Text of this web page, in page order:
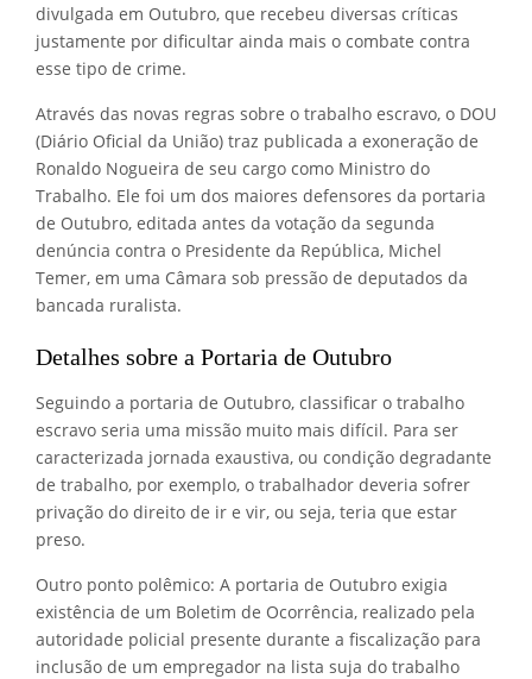
divulgada em Outubro, que recebeu diversas críticas
justamente por dificultar ainda mais o combate contra
esse tipo de crime.
Através das novas regras sobre o trabalho escravo, o DOU
(Diário Oficial da União) traz publicada a exoneração de
Ronaldo Nogueira de seu cargo como Ministro do
Trabalho. Ele foi um dos maiores defensores da portaria
de Outubro, editada antes da votação da segunda
denúncia contra o Presidente da República, Michel
Temer, em uma Câmara sob pressão de deputados da
bancada ruralista.
Detalhes sobre a Portaria de Outubro
Seguindo a portaria de Outubro, classificar o trabalho
escravo seria uma missão muito mais difícil. Para ser
caracterizada jornada exaustiva, ou condição degradante
de trabalho, por exemplo, o trabalhador deveria sofrer
privação do direito de ir e vir, ou seja, teria que estar
preso.
Outro ponto polêmico: A portaria de Outubro exigia
existência de um Boletim de Ocorrência, realizado pela
autoridade policial presente durante a fiscalização para
inclusão de um empregador na lista suja do trabalho